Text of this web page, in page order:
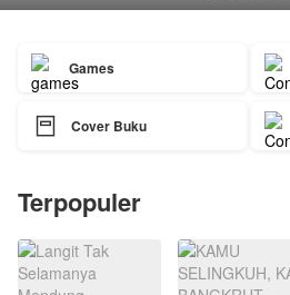
Games
 Cover Buku
Terpopuler